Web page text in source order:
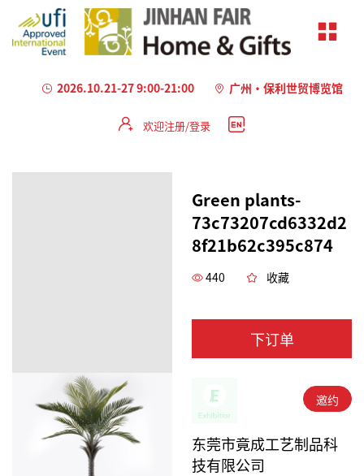
2026.10.21-27 9:00-21:00 广州·保利世贸博览馆
欢迎注册/登录
Green plants-
73c73207cd6332d2
8f21b62c395c874
440 收藏
下订单
邀约
东莞市竟成工艺制品科
技有限公司